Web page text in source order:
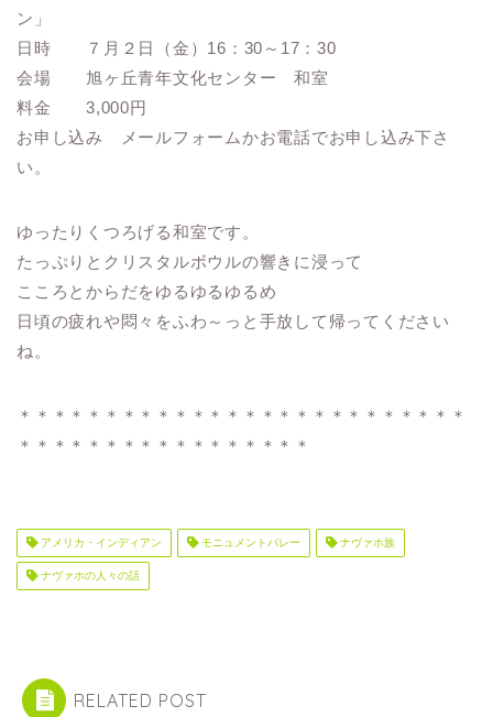
ン」
日時 ７月２日（金）16：30～17：30
会場 旭ヶ丘青年文化センター 和室
料金 3,000円
お申し込み メールフォームかお電話でお申し込み下さ
い。
ゆったりくつろげる和室です。
たっぷりとクリスタルボウルの響きに浸って
こころとからだをゆるゆるゆるめ
日頃の疲れや悶々をふわ～っと手放して帰ってください
ね。
＊＊＊＊＊＊＊＊＊＊＊＊＊＊＊＊＊＊＊＊＊＊＊＊＊＊
＊＊＊＊＊＊＊＊＊＊＊＊＊＊＊＊＊
アメリカ・インディアン モニュメントバレー ナヴァホ族
ナヴァホの人々の話
RELATED POST